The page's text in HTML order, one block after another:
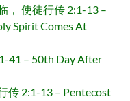
， 使徒行传 2:1-13 –
Spirit Comes At
41 – 50th Day After
传 2:1-13 – Pentecost